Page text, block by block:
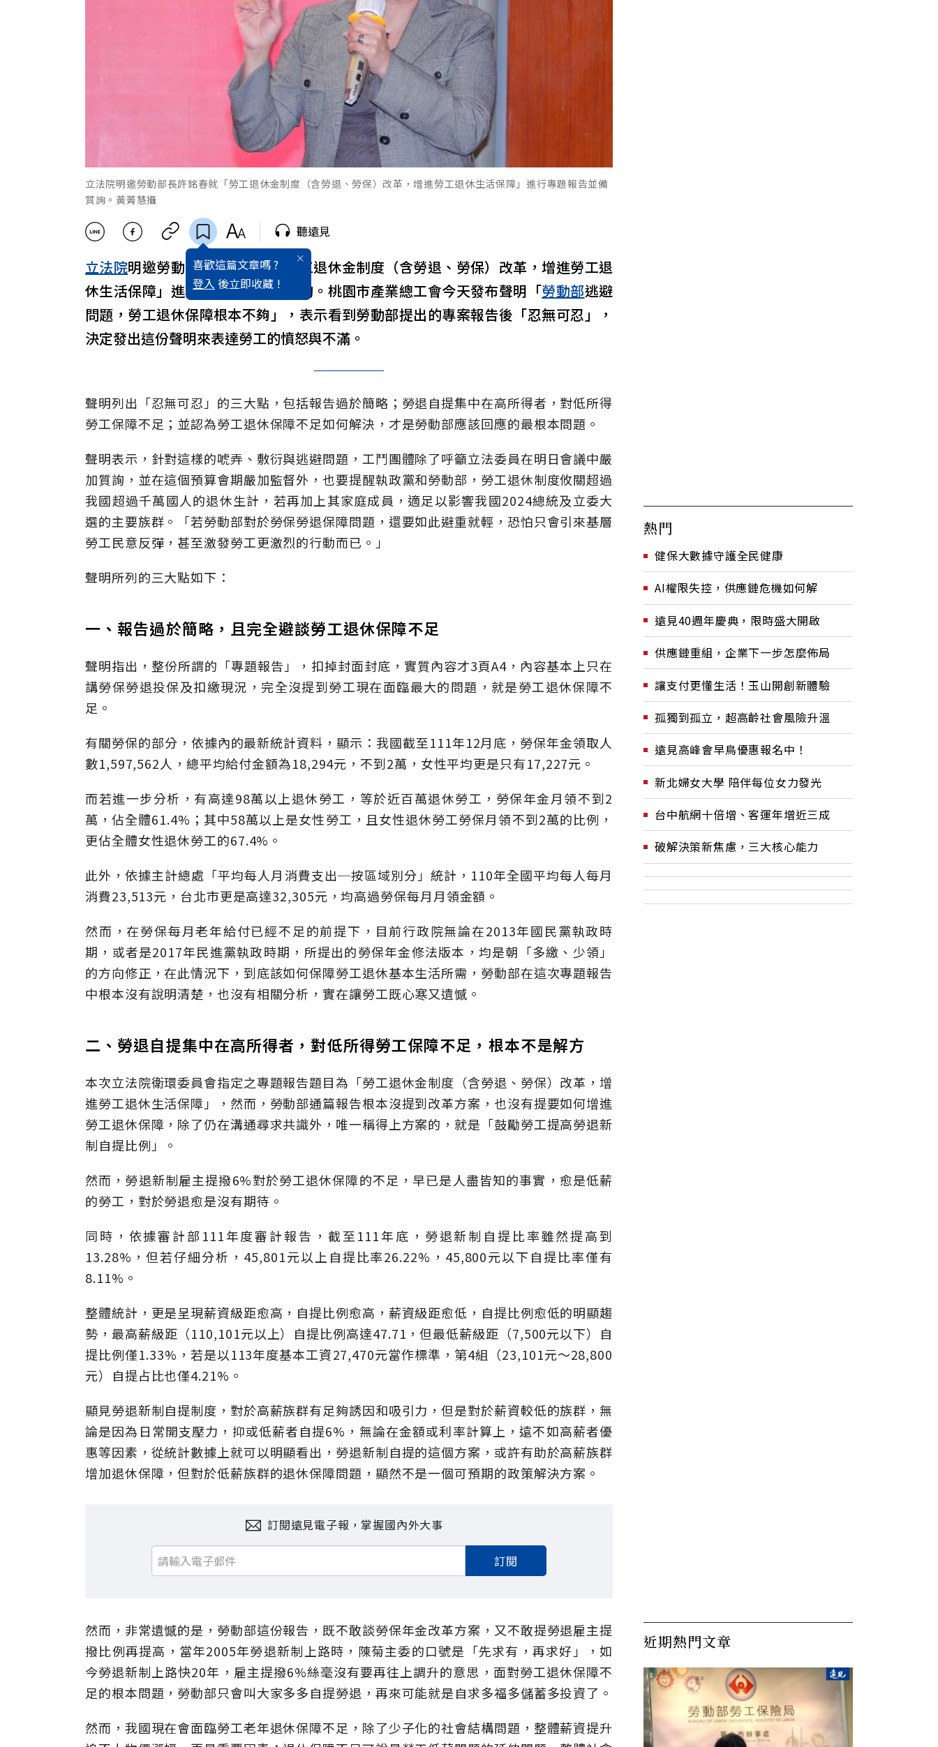
立法院明邀勞動部長許銘春就「勞工退休金制度（含勞退、勞保）改革，增進勞工退休生活保障」進行專題報告並備
質詢。黃菁慧攝
喜歡這篇文章嗎 ?
登入 後立即收藏 !
聽遠見
立法院明邀勞動部長許銘春就「勞工退休金制度（含勞退、勞保）改革，增進勞工退
休生活保障」進行專題報告並備質詢。桃園市產業總工會今天發布聲明「勞動部逃避
問題，勞工退休保障根本不夠」，表示看到勞動部提出的專案報告後「忍無可忍」，
決定發出這份聲明來表達勞工的憤怒與不滿。
聲明列出「忍無可忍」的三大點，包括報告過於簡略；勞退自提集中在高所得者，對低所得
勞工保障不足；並認為勞工退休保障不足如何解決，才是勞動部應該回應的最根本問題。
聲明表示，針對這樣的唬弄、敷衍與逃避問題，工鬥團體除了呼籲立法委員在明日會議中嚴
加質詢，並在這個預算會期嚴加監督外，也要提醒執政黨和勞動部，勞工退休制度攸關超過
我國超過千萬國人的退休生計，若再加上其家庭成員，適足以影響我國2024總統及立委大
選的主要族群。「若勞動部對於勞保勞退保障問題，還要如此避重就輕，恐怕只會引來基層
勞工民意反彈，甚至激發勞工更激烈的行動而已。」
聲明所列的三大點如下：
一、報告過於簡略，且完全避談勞工退休保障不足
聲明指出，整份所謂的「專題報告」，扣掉封面封底，實質內容才3頁A4，內容基本上只在
講勞保勞退投保及扣繳現況，完全沒提到勞工現在面臨最大的問題，就是勞工退休保障不
足。
有關勞保的部分，依據內的最新統計資料，顯示：我國截至111年12月底，勞保年金領取人
數1,597,562人，總平均給付金額為18,294元，不到2萬，女性平均更是只有17,227元。
而若進一步分析，有高達98萬以上退休勞工，等於近百萬退休勞工，勞保年金月領不到2
萬，佔全體61.4%；其中58萬以上是女性勞工，且女性退休勞工勞保月領不到2萬的比例，
更佔全體女性退休勞工的67.4%。
此外，依據主計總處「平均每人月消費支出─按區域別分」統計，110年全國平均每人每月
消費23,513元，台北市更是高達32,305元，均高過勞保每月月領金額。
然而，在勞保每月老年給付已經不足的前提下，目前行政院無論在2013年國民黨執政時
期，或者是2017年民進黨執政時期，所提出的勞保年金修法版本，均是朝「多繳、少領」
的方向修正，在此情況下，到底該如何保障勞工退休基本生活所需，勞動部在這次專題報告
中根本沒有說明清楚，也沒有相關分析，實在讓勞工既心寒又遺憾。
二、勞退自提集中在高所得者，對低所得勞工保障不足，根本不是解方
本次立法院衛環委員會指定之專題報告題目為「勞工退休金制度（含勞退、勞保）改革，增
進勞工退休生活保障」，然而，勞動部通篇報告根本沒提到改革方案，也沒有提要如何增進
勞工退休保障，除了仍在溝通尋求共識外，唯一稱得上方案的，就是「鼓勵勞工提高勞退新
制自提比例」。
然而，勞退新制雇主提撥6%對於勞工退休保障的不足，早已是人盡皆知的事實，愈是低薪
的勞工，對於勞退愈是沒有期待。
同時，依據審計部111年度審計報告，截至111年底，勞退新制自提比率雖然提高到
13.28%，但若仔細分析，45,801元以上自提比率26.22%，45,800元以下自提比率僅有
8.11%。
整體統計，更是呈現薪資級距愈高，自提比例愈高，薪資級距愈低，自提比例愈低的明顯趨
勢，最高薪級距（110,101元以上）自提比例高達47.71，但最低薪級距（7,500元以下）自
提比例僅1.33%，若是以113年度基本工資27,470元當作標準，第4組（23,101元～28,800
元）自提占比也僅4.21%。
顯見勞退新制自提制度，對於高薪族群有足夠誘因和吸引力，但是對於薪資較低的族群，無
論是因為日常開支壓力，抑或低薪者自提6%，無論在金額或利率計算上，遠不如高薪者優
惠等因素，從統計數據上就可以明顯看出，勞退新制自提的這個方案，或許有助於高薪族群
增加退休保障，但對於低薪族群的退休保障問題，顯然不是一個可預期的政策解決方案。
訂閱遠見電子報，掌握國內外大事
訂閱
然而，非常遺憾的是，勞動部這份報告，既不敢談勞保年金改革方案，又不敢提勞退雇主提
撥比例再提高，當年2005年勞退新制上路時，陳菊主委的口號是「先求有，再求好」，如
今勞退新制上路快20年，雇主提撥6%絲毫沒有要再往上調升的意思，面對勞工退休保障不
足的根本問題，勞動部只會叫大家多多自提勞退，再來可能就是自求多福多儲蓄多投資了。
然而，我國現在會面臨勞工老年退休保障不足，除了少子化的社會結構問題，整體薪資提升
熱門
健保大數據守護全民健康
AI權限失控，供應鏈危機如何解
遠見40週年慶典，限時盛大開啟
供應鏈重組，企業下一步怎麼佈局
讓支付更懂生活！玉山開創新體驗
孤獨到孤立，超高齡社會風險升溫
遠見高峰會早鳥優惠報名中！
新北婦女大學 陪伴每位女力發光
台中航網十倍增、客運年增近三成
破解決策新焦慮，三大核心能力
近期熱門文章